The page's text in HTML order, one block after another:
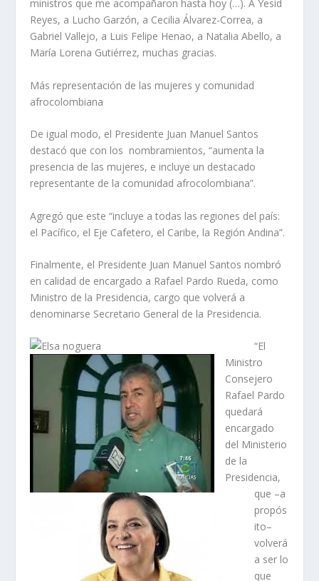
ministros que me acompañaron hasta hoy (…). A Yesid
Reyes, a Lucho Garzón, a Cecilia Álvarez-Correa, a
Gabriel Vallejo, a Luis Felipe Henao, a Natalia Abello, a
María Lorena Gutiérrez, muchas gracias.
Más representación de las mujeres y comunidad
afrocolombiana
De igual modo, el Presidente Juan Manuel Santos
destacó que con los nombramientos, “aumenta la
presencia de las mujeres, e incluye un destacado
representante de la comunidad afrocolombiana”.
Agregó que este “incluye a todas las regiones del país:
el Pacífico, el Eje Cafetero, el Caribe, la Región Andina”.
Finalmente, el Presidente Juan Manuel Santos nombró
en calidad de encargado a Rafael Pardo Rueda, como
Ministro de la Presidencia, cargo que volverá a
denominarse Secretario General de la Presidencia.
“El
Ministro
Consejero
Rafael Pardo
quedará
encargado
del Ministerio
de la
Presidencia,
que –a
propós
ito–
volverá
a ser lo
que